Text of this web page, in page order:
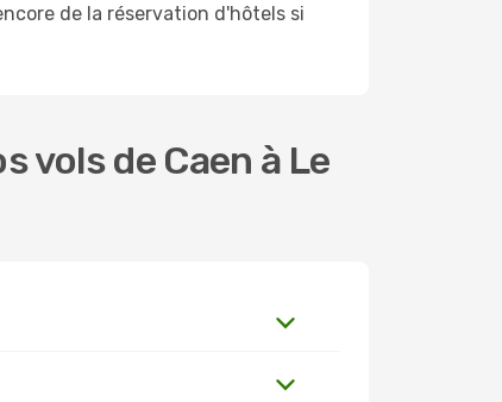
de la réservation d'hôtels si
vols de Caen à Le